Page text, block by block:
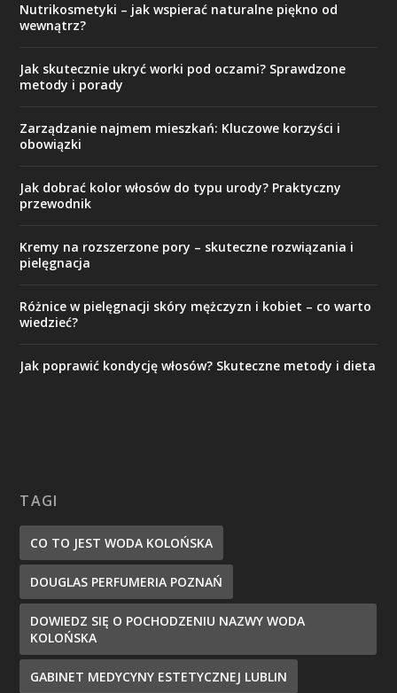
Nutrikosmetyki – jak wspierać naturalne piękno od
wewnątrz?
Jak skutecznie ukryć worki pod oczami? Sprawdzone
metody i porady
Zarządzanie najmem mieszkań: Kluczowe korzyści i
obowiązki
Jak dobrać kolor włosów do typu urody? Praktyczny
przewodnik
Kremy na rozszerzone pory – skuteczne rozwiązania i
pielęgnacja
Różnice w pielęgnacji skóry mężczyzn i kobiet – co warto
wiedzieć?
Jak poprawić kondycję włosów? Skuteczne metody i dieta
TAGI
CO TO JEST WODA KOLOŃSKA
DOUGLAS PERFUMERIA POZNAŃ
DOWIEDZ SIĘ O POCHODZENIU NAZWY WODA
KOLOŃSKA
GABINET MEDYCYNY ESTETYCZNEJ LUBLIN